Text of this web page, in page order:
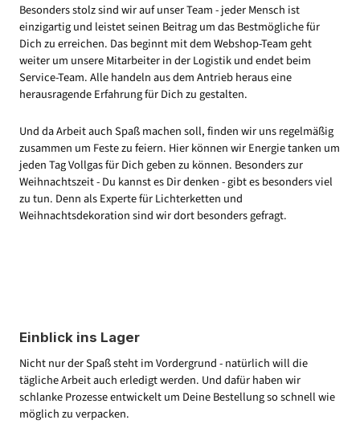
Besonders stolz sind wir auf unser Team - jeder Mensch ist
einzigartig und leistet seinen Beitrag um das Bestmögliche für
Dich zu erreichen. Das beginnt mit dem Webshop-Team geht
weiter um unsere Mitarbeiter in der Logistik und endet beim
Service-Team. Alle handeln aus dem Antrieb heraus eine
herausragende Erfahrung für Dich zu gestalten.
Und da Arbeit auch Spaß machen soll, finden wir uns regelmäßig
zusammen um Feste zu feiern. Hier können wir Energie tanken um
jeden Tag Vollgas für Dich geben zu können. Besonders zur
Weihnachtszeit - Du kannst es Dir denken - gibt es besonders viel
zu tun. Denn als Experte für Lichterketten und
Weihnachtsdekoration sind wir dort besonders gefragt.
Einblick ins Lager
Nicht nur der Spaß steht im Vordergrund - natürlich will die
tägliche Arbeit auch erledigt werden. Und dafür haben wir
schlanke Prozesse entwickelt um Deine Bestellung so schnell wie
möglich zu verpacken.